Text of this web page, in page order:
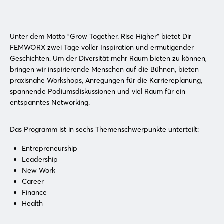
Unter dem Motto "Grow Together. Rise Higher" bietet Dir
FEMWORX zwei Tage voller Inspiration und ermutigender
Geschichten. Um der Diversität mehr Raum bieten zu können,
bringen wir inspirierende Menschen auf die Bühnen, bieten
praxisnahe Workshops, Anregungen für die Karriereplanung,
spannende Podiumsdiskussionen und viel Raum für ein
entspanntes Networking.
Das Programm ist in sechs Themenschwerpunkte unterteilt:
Entrepreneurship
Leadership
New Work
Career
Finance
Health